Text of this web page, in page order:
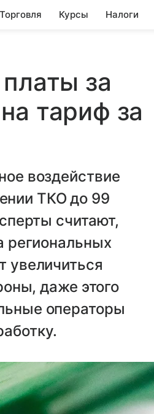
Торговля Курсы Налоги
за
тариф за
воздействие
ТКО до 99
считают,
региональных
увеличиться
даже этого
операторы